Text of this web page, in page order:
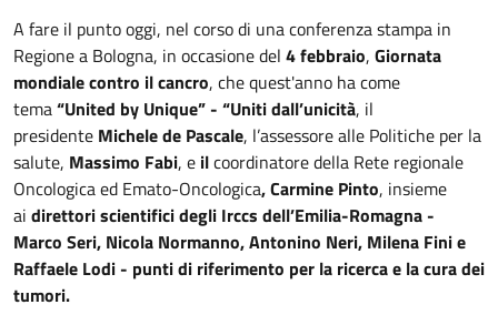
A fare il punto oggi, nel corso di una conferenza stampa in
Regione a Bologna, in occasione del 4 febbraio, Giornata
mondiale contro il cancro, che quest'anno ha come
tema“United by Unique” - “Uniti dall’unicità, il
presidente Michele de Pascale, l’assessore alle Politiche per la
salute, Massimo Fabi, e ilcoordinatore della Rete regionale
Oncologica ed Emato-Oncologica,Carmine Pinto, insieme
ai direttori scientifici degli Irccs dell’Emilia-Romagna -
Marco Seri, Nicola Normanno, Antonino Neri, Milena Fini e
Raffaele Lodi - punti di riferimento per la ricerca e la cura dei
tumori.